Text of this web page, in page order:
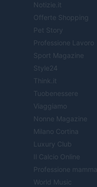
Notizie.it
Offerte Shopping
Pet Story
Professione Lavoro
Sport Magazine
Style24
Think.it
Tuobenessere
Viaggiamo
Nonne Magazine
Milano Cortina
Luxury Club
Il Calcio Online
Professione mamma
World Music